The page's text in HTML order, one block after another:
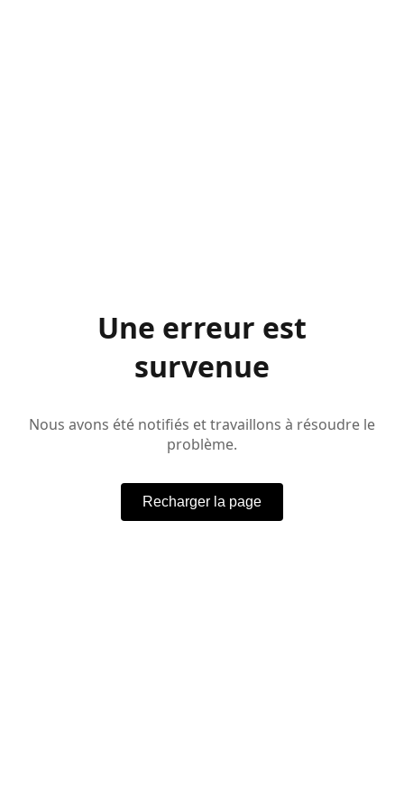
Une erreur est
survenue
Nous avons été notifiés et travaillons à résoudre le
problème.
Recharger la page